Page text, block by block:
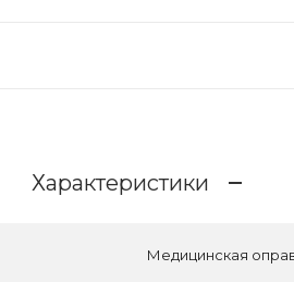
Характеристики
Медицинская